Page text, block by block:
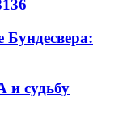
и судьбу